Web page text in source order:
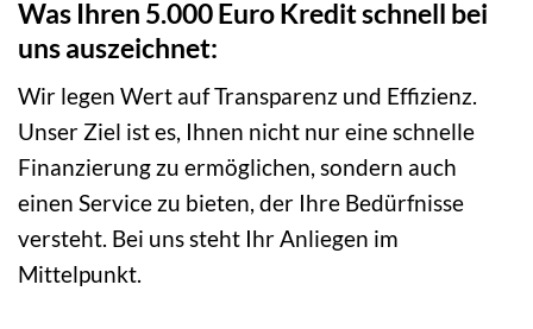
Was Ihren 5.000 Euro Kredit schnell bei
uns auszeichnet:
Wir legen Wert auf Transparenz und Effizienz.
Unser Ziel ist es, Ihnen nicht nur eine schnelle
Finanzierung zu ermöglichen, sondern auch
einen Service zu bieten, der Ihre Bedürfnisse
versteht. Bei uns steht Ihr Anliegen im
Mittelpunkt.